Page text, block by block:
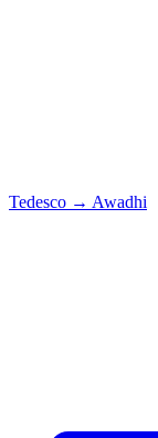
Tedesco → Awadhi